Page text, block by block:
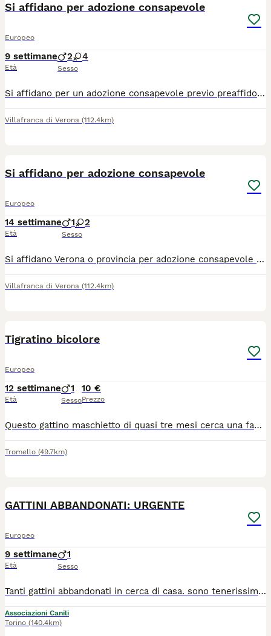
Si affidano per adozione consapevole
Europeo
9 settimane
Età
2 4
Sesso
Si affidano per un adozione consapevole previo preaffido cuccioli di 3 mesi a Verona e provincia o limitrofi Spulciati sverminati Si chiede un messaggio con breve presentazione indicando dove abiti e se hai altri animali
Villafranca di Verona (112.4km)
Si affidano per adozione consapevole
Europeo
14 settimane
Età
1 2
Sesso
Si affidano Verona o provincia per adozione consapevole cuccioli di 3 mesi sverminati Spulciati previo preaffido Si chiede un messaggio con una breve presentazione, città di residenza, se si hanno altri animali Chiara 39 329 096 7693
Villafranca di Verona (112.4km)
Tigratino bicolore
Europeo
12 settimane
Età
1
Sesso
10 €
Prezzo
Questo gattino maschietto di quasi tre mesi cerca una famiglia che lho ami per sempre. E stato gia spulciato e sverminatoe e sta usando benissimo la lettiera. Si trova a Pavia. Per chi fosse interessato mi potrebbe chiamare al numero 3338361639 Nicoletta.
Tromello (49.7km)
GATTINI ABBANDONATI: URGENTE
Europeo
9 settimane
Età
1
Sesso
Tanti gattini abbandonati in cerca di casa. sono tenerissimi. buoni e socievoli, li affideremo gia svermati e vaccinati, con microchip. hanno bisogno di qualcuno non fateli restare soli! Arrivano con STAFFETTA a Trofarello (TO) o Tortona (AL) Telefonate per adozione al !34!057!83896! Li affidiamo solo in case sicure: obbligo di zanzariere e balconi ben protetti. Abituati in appartamento e alla lettiera
Associazioni Canili
Torino (140.4km)